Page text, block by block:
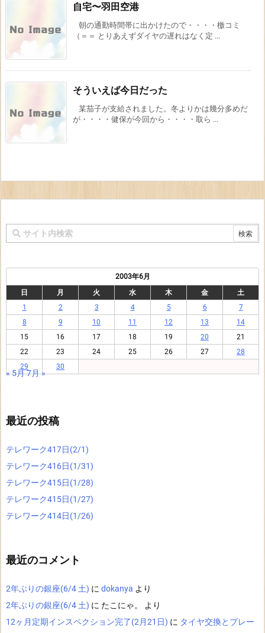
自宅〜羽田空港
朝の通勤時間帯に出かけたので・・・・檄コミ
（＝＝ とりあえずダイヤの遅れはなく定 ...
そういえば今日だった
某茄子が支給されました。冬よりかは幾分多めだ
が・・・・健保が今回から・・・・取ら ...
2003年6月
日
月 火 水 木 金
土
1
2 3 4 5 6
7
8
9 10 11 12 13
14
15
16 17 18 19 20
21
22
23 24 25 26 27
28
29
30
« 5月7月 »
最近の投稿
テレワーク417日(2/1)
テレワーク416日(1/31)
テレワーク415日(1/28)
テレワーク415日(1/27)
テレワーク414日(1/26)
最近のコメント
2年ぶりの銀座(6/4 土) に dokanya より
2年ぶりの銀座(6/4 土) に たこにゃ。
より
12ヶ月定期インスペクション完了(2月21日) に タイヤ交換とブレー